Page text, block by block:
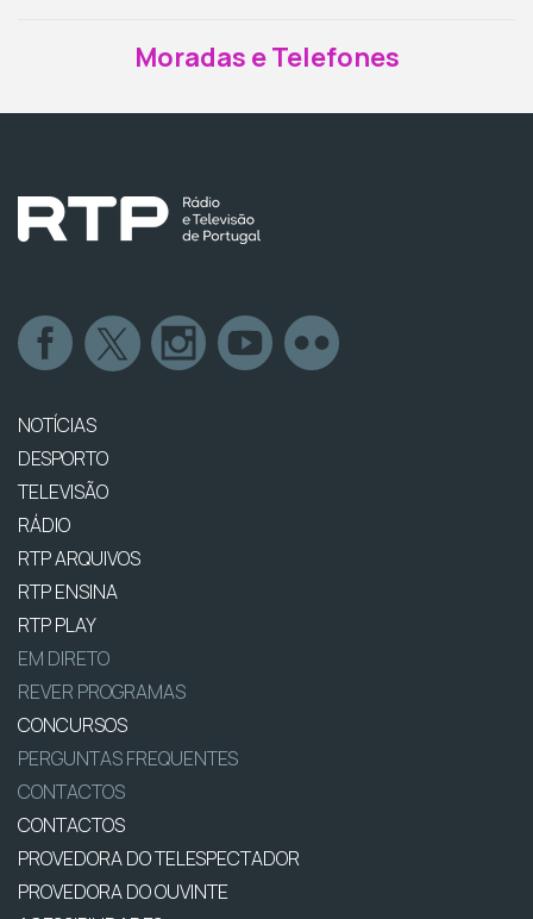
Moradas e Telefones
NOTÍCIAS
DESPORTO
TELEVISÃO
RÁDIO
RTP ARQUIVOS
RTP ENSINA
RTP PLAY
EM DIRETO
REVER PROGRAMAS
CONCURSOS
PERGUNTAS FREQUENTES
CONTACTOS
CONTACTOS
PROVEDORA DO TELESPECTADOR
PROVEDORA DO OUVINTE